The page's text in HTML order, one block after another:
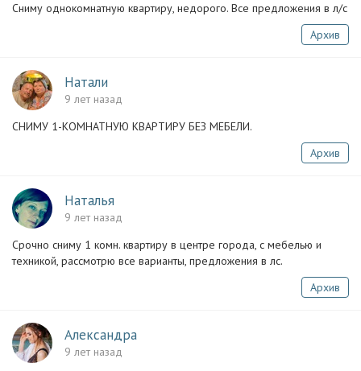
Сниму однокомнатную квартиру, недорого. Все предложения в л/с
Архив
Натали
9 лет назад
СНИМУ 1-КОМНАТНУЮ КВАРТИРУ БЕЗ МЕБЕЛИ.
Архив
Наталья
9 лет назад
Срочно сниму 1 комн. квартиру в центре города, с мебелью и
техникой, рассмотрю все варианты, предложения в лс.
Архив
Александра
9 лет назад